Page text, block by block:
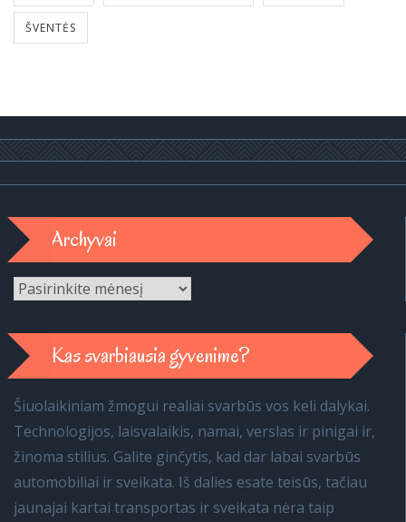
ŠVENTĖS
Archyvai
Archyvai
Kas svarbiausia gyvenime?
Šiuolaikiniam žmogui realiai svarbūs vos keli dalykai.
Technologijos, laisvalaikis, namai, verslas ir pinigai ir,
žinoma stilius. Galite ginčytis, kad dar labai svarbūs
automobiliai ir sveikata. Iš dalies esate teisūs, tačiau
jaunajai kartai transportas ir sveikata nėra taip